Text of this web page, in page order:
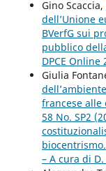
Gino Scaccia,
dell’Unione
BVerfG sui
pubblico
DPCE Online
Giulia
francese alle
58 No. SP2
– A cura di